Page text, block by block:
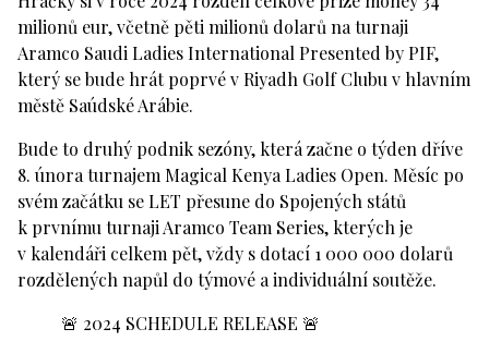
milionů eur, včetně pěti milionů dolarů na turnaji
Aramco Saudi Ladies International Presented by PIF,
který se bude hrát poprvé v Riyadh Golf Clubu v hlavním
městě Saúdské Arábie.
Bude to druhý podnik sezóny, která začne o týden dříve
8. února turnajem Magical Kenya Ladies Open. Měsíc po
svém začátku se LET přesune do Spojených států
k prvnímu turnaji Aramco Team Series, kterých je
v kalendáři celkem pět, vždy s dotací 1 000 000 dolarů
rozdělených napůl do týmové a individuální soutěže.
🚨 2024 SCHEDULE RELEASE 🚨